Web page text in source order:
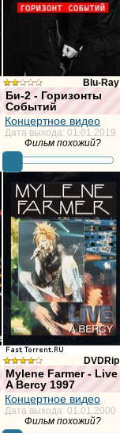
Blu-Ray
из
10,
голосов:11
Би-2 - Горизонты
Событий
Концертное видео
Дата выхода: 01.01.2019
Фильм похожий?
DVDRip
из 10,
голосов:12
Mylene Farmer - Live
A Bercy 1997
Концертное видео
Дата выхода: 01.01.2000
Фильм похожий?